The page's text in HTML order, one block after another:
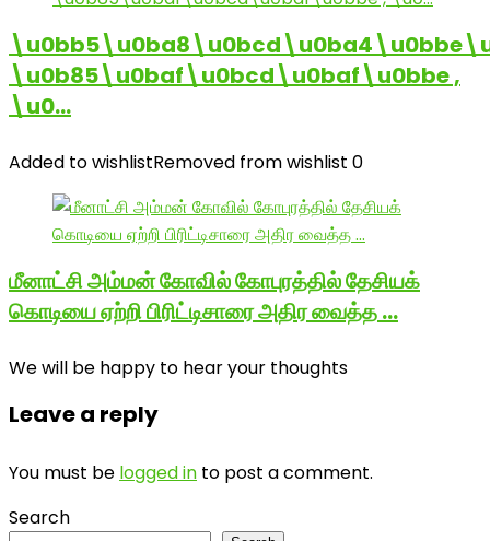
\u0b85\u0baf\u0bcd\u0baf\u0bbe ,
\u0…
Added to wishlistRemoved from wishlist 0
மீனாட்சி அம்மன் கோவில் கோபுரத்தில் தேசியக்
கொடியை ஏற்றி பிரிட்டிசாரை அதிர வைத்த …
We will be happy to hear your thoughts
Leave a reply
You must be logged in to post a comment.
Search